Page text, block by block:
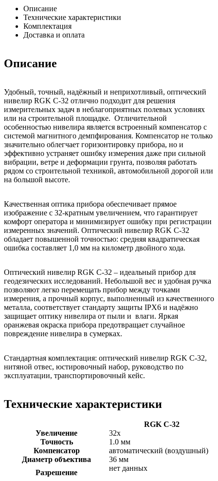
Описание
Технические характеристики
Комплектация
Доставка и оплата
Описание
Удобный, точный, надёжный и неприхотливый, оптический
нивелир RGK C-32 отлично подходит для решения
измерительных задач в неблагоприятных полевых условиях
или на строительной площадке. Отличительной
особенностью нивелира является встроенный компенсатор с
системой магнитного демпфирования. Компенсатор не только
значительно облегчает горизонтировку прибора, но и
эффективно устраняет ошибку измерения даже при сильной
вибрации, ветре и деформации грунта, позволяя работать
рядом со строительной техникой, автомобильной дорогой или
на большой высоте.
Качественная оптика прибора обеспечивает прямое
изображение с 32-кратным увеличением, что гарантирует
комфорт оператора и минимизирует ошибку при регистрации
измеренных значений. Оптический нивелир RGK C-32
обладает повышенной точностью: средняя квадратическая
ошибка составляет 1,0 мм на километр двойного хода.
Оптический нивелир RGK C-32 – идеальный прибор для
геодезических исследований. Небольшой вес и удобная ручка
позволяют легко перемещать прибор между точками
измерения, а прочный корпус, выполненный из качественного
металла, соответствует стандарту защиты IPХ6 и надёжно
защищает оптику нивелира от пыли и влаги. Яркая
оранжевая окраска прибора предотвращает случайное
повреждение нивелира в сумерках.
Стандартная комплектация: оптический нивелир RGK C-32,
нитяной отвес, юстировочный набор, руководство по
эксплуатации, транспортировочный кейс.
Технические характеристики
RGK C-32
Увеличение
32х
Точность
1.0 мм
Компенсатор
автоматический (воздушный)
Диаметр объектива
36 мм
Разрешение
нет данных